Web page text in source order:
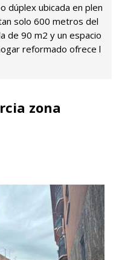
dúplex ubicada en plen
solo 600 metros del
de 90 m2 y un espacio
reformado ofrece l
zona